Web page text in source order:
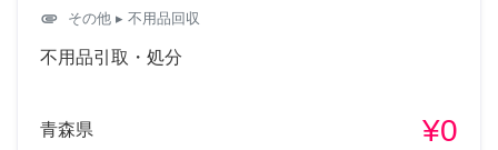
attachment その他 ▸ 不用品回収
不用品引取・処分
青森県 ¥0